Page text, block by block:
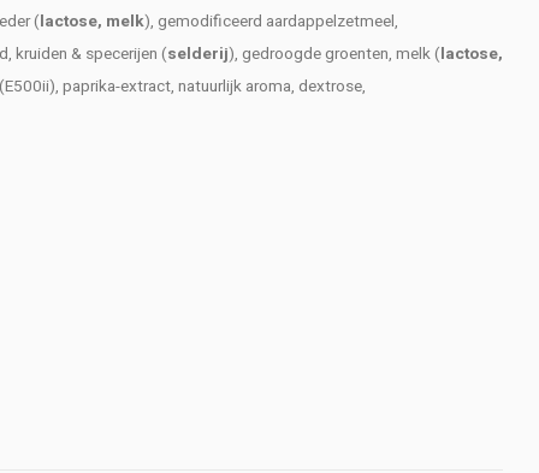
(lactose, melk), gemodificeerd aardappelzetmeel,
kruiden & specerijen (selderij), gedroogde groenten, melk (lactose,
paprika-extract, natuurlijk aroma, dextrose,